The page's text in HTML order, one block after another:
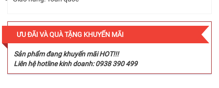
ƯU ĐÃI VÀ QUÀ TẶNG KHUYẾN MÃI
Sản phẩm đang khuyến mãi HOT!!!
Liên hệ hotline kinh doanh: 0938 390 499